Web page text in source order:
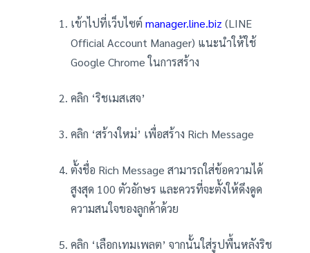
เข้าไปที่เว็บไซต์ manager.line.biz (LINE
Official Account Manager) แนะนำให้ใช้
Google Chrome ในการสร้าง
คลิก ‘ริชเมสเสจ’
คลิก ‘สร้างใหม่’ เพื่อสร้าง Rich Message
ตั้งชื่อ Rich Message สามารถใส่ข้อความได้
สูงสุด 100 ตัวอักษร และควรที่จะตั้งให้ดึงดูด
ความสนใจของลูกค้าด้วย
คลิก ‘เลือกเทมเพลต’ จากนั้นใส่รูปพื้นหลังริช